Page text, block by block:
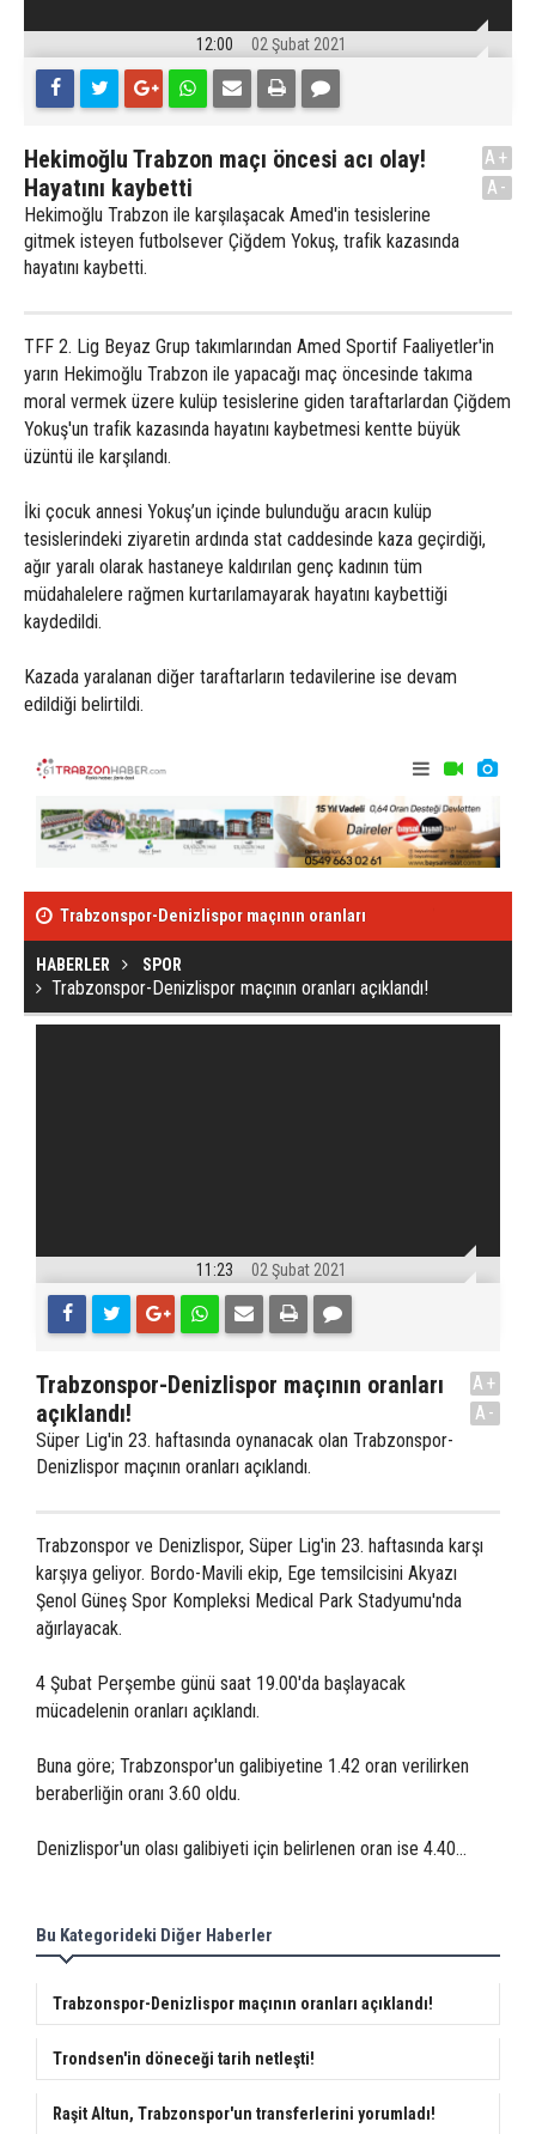
12:00 02 Şubat 2021
Hekimoğlu Trabzon maçı öncesi acı olay!
Hayatını kaybetti
Hekimoğlu Trabzon ile karşılaşacak Amed'in tesislerine
gitmek isteyen futbolsever Çiğdem Yokuş, trafik kazasında
hayatını kaybetti.
A+
A-
TFF 2. Lig Beyaz Grup takımlarından Amed Sportif Faaliyetler'in
yarın Hekimoğlu Trabzon ile yapacağı maç öncesinde takıma
moral vermek üzere kulüp tesislerine giden taraftarlardan Çiğdem
Yokuş'un trafik kazasında hayatını kaybetmesi kentte büyük
üzüntü ile karşılandı.
İki çocuk annesi Yokuş’un içinde bulunduğu aracın kulüp
tesislerindeki ziyaretin ardında stat caddesinde kaza geçirdiği,
ağır yaralı olarak hastaneye kaldırılan genç kadının tüm
müdahalelere rağmen kurtarılamayarak hayatını kaybettiği
kaydedildi.
Kazada yaralanan diğer taraftarların tedavilerine ise devam
edildiği belirtildi.
Trabzonspor-Denizlispor maçının oranları
açıklandı!
HABERLER SPOR
Trabzonspor-Denizlispor maçının oranları açıklandı!
11:23 02 Şubat 2021
Trabzonspor-Denizlispor maçının oranları
açıklandı!
Süper Lig'in 23. haftasında oynanacak olan Trabzonspor-
Denizlispor maçının oranları açıklandı.
A+
A-
Trabzonspor ve Denizlispor, Süper Lig'in 23. haftasında karşı
karşıya geliyor. Bordo-Mavili ekip, Ege temsilcisini Akyazı
Şenol Güneş Spor Kompleksi Medical Park Stadyumu'nda
ağırlayacak.
4 Şubat Perşembe günü saat 19.00'da başlayacak
mücadelenin oranları açıklandı.
Buna göre; Trabzonspor'un galibiyetine 1.42 oran verilirken
beraberliğin oranı 3.60 oldu.
Denizlispor'un olası galibiyeti için belirlenen oran ise 4.40...
Bu Kategorideki Diğer Haberler
Trabzonspor-Denizlispor maçının oranları açıklandı!
Trondsen'in döneceği tarih netleşti!
Raşit Altun, Trabzonspor'un transferlerini yorumladı!